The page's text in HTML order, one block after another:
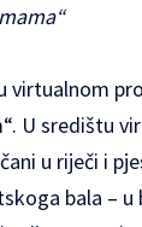
virtualnom
U središtu
u riječi i
bala –